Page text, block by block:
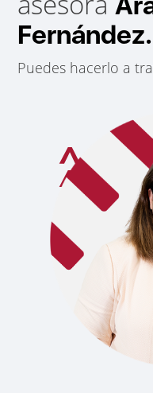
Fernández.
Puedes hacerlo a